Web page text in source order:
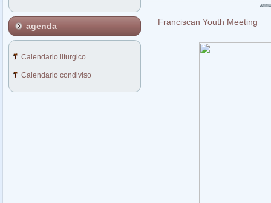
agenda
Calendario liturgico
Calendario condiviso
anno
Franciscan Youth Meeting